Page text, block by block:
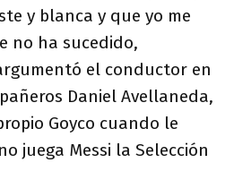
y blanca y que yo me
no ha sucedido,
el conductor en
Daniel Avellaneda,
Goyco cuando le
juega Messi la Selección